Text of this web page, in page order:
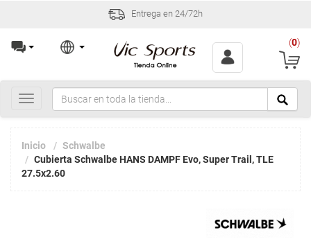
Entrega en 24/72h
(0)
Toggle
navigation
Inicio
Schwalbe
Cubierta Schwalbe HANS DAMPF Evo, Super Trail, TLE
27.5x2.60